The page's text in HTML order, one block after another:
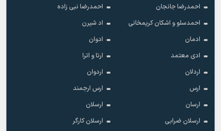
احمدرضا جانجان
احمدرضا نبی زاده
احمدسلو و اشکان کریمخانی
اد شیرن
ادمان
ادوان
ادی معتمد
ارتا و اترا
اردلان
اردوان
ارس
ارس ارجمند
ارسان
ارسلان
ارسلان ضرابی
ارسلان کارگر